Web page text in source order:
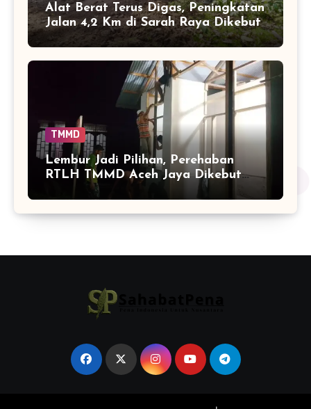
Alat Berat Terus Digas, Peningkatan
Jalan 4,2 Km di Sarah Raya Dikebut
TMMD
Lembur Jadi Pilihan, Perehaban
RTLH TMMD Aceh Jaya Dikebut
hingga Malam